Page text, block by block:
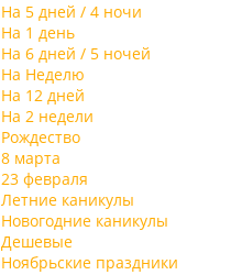
На 5 дней / 4 ночи
На 1 день
На 6 дней / 5 ночей
На Неделю
На 12 дней
На 2 недели
Рождество
8 марта
23 февраля
Летние каникулы
Новогодние каникулы
Дешевые
Ноябрьские праздники